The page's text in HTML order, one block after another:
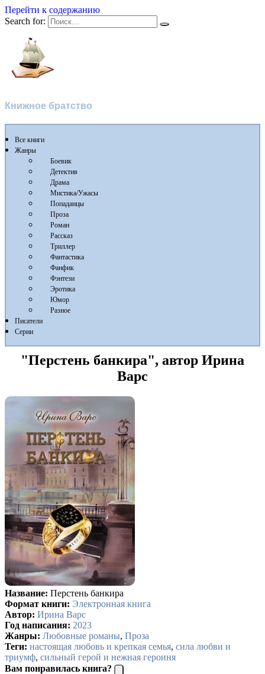
Перейти к содержанию
Search for:
Книжное братство
Все книги
Жанры
Боевик
Детектив
Драма
Мистика/Ужасы
Попаданцы
Проза
Роман
Рассказ
Триллер
Фантастика
Фанфик
Фэнтези
Эротика
Юмор
Разное
Писатели
Серии
"Перстень банкира", автор Ирина
Варс
Название: Перстень банкира
Формат книги: Электронная книга
Автор: Ирина Варс
Год написания: 2023
Жанры: Любовные романы, Проза
Теги: настоящая любовь и крепкая семья, сила любви и
триумф, сильный герой и нежная героиня
Вам понравилась книга?